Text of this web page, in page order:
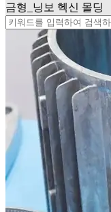
금형_닝보 헥신 몰딩